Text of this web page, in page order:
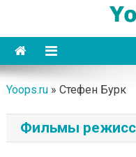
content
Yoops
Yoops.ru» Стефен Бурк
Фильмы